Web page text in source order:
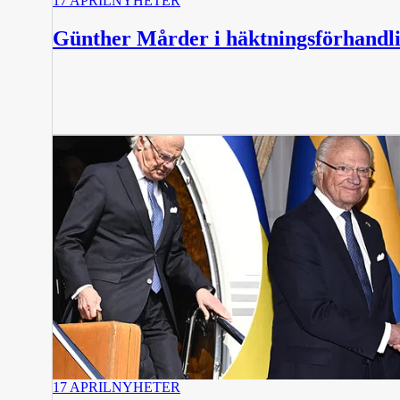
Günther Mårder i
17 APRILNYHETER